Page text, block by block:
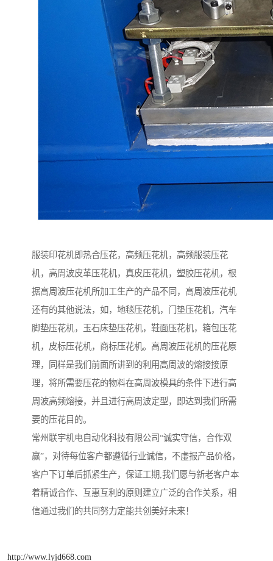
服装印花机即热合压花，高频压花机，高频服装压花
机，高周波皮革压花机，真皮压花机，塑胶压花机，根
据高周波压花机所加工生产的产品不同，高周波压花机
还有的其他说法，如，地毯压花机，门垫压花机，汽车
脚垫压花机，玉石床垫压花机，鞋面压花机，箱包压花
机，皮标压花机，商标压花机。高周波压花机的压花原
理，同样是我们前面所讲到的利用高周波的熔接接原
理，将所需要压花的物料在高周波模具的条件下进行高
周波高频熔接，并且进行高周波定型，即达到我们所需
要的压花目的。
常州联宇机电自动化科技有限公司“诚实守信，合作双
赢”，对待每位客户都遵循行业诚信，不虚报产品价格，
客户下订单后抓紧生产，保证工期,我们愿与新老客户本
着精诚合作、互惠互利的原则建立广泛的合作关系，相
信通过我们的共同努力定能共创美好未来！
http://www.lyjd668.com